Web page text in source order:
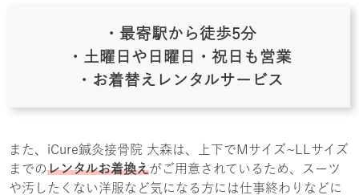
・最寄駅から徒歩5分
・土曜日や日曜日・祝日も営業
・お着替えレンタルサービス
また、iCure鍼灸接骨院 大森は、上下でMサイズ~LLサイズ
までのレンタルお着換えがご用意されているため、スーツ
や汚したくない洋服など気になる方には仕事終わりなどに